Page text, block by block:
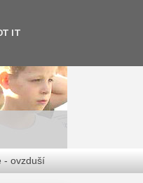
- ovzduší
IT